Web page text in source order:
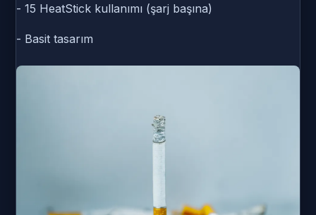
- 15 HeatStick kullanımı (şarj başına)
- Basit tasarım